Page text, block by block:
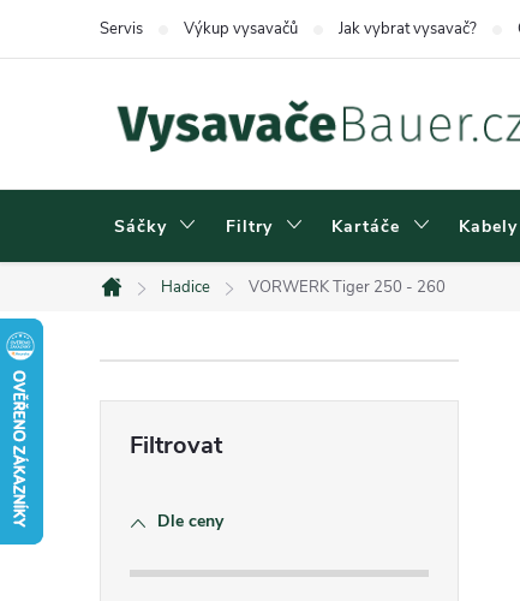
Servis Výkup vysavačů Jak vybrat vysavač?
Sáčky Filtry Kartáče Kabely
Domů
Hadice VORWERK Tiger 250 - 260
P
Dle ceny